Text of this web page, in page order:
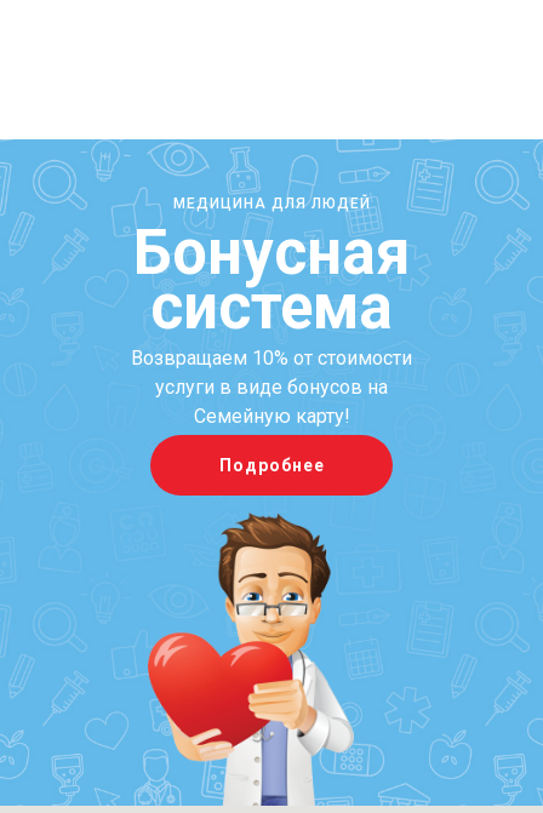
Бонусная
система
МЕДИЦИНА ДЛЯ ЛЮДЕЙ
Возвращаем 10% от стоимости
услуги в виде бонусов на
Семейную карту!
Подробнее